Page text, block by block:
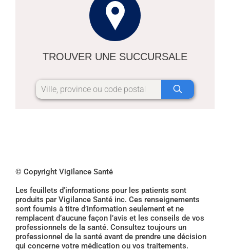
TROUVER UNE SUCCURSALE
© Copyright Vigilance Santé
Les feuillets d'informations pour les patients sont
produits par Vigilance Santé inc. Ces renseignements
sont fournis à titre d’information seulement et ne
remplacent d’aucune façon l’avis et les conseils de vos
professionnels de la santé. Consultez toujours un
professionnel de la santé avant de prendre une décision
qui concerne votre médication ou vos traitements.